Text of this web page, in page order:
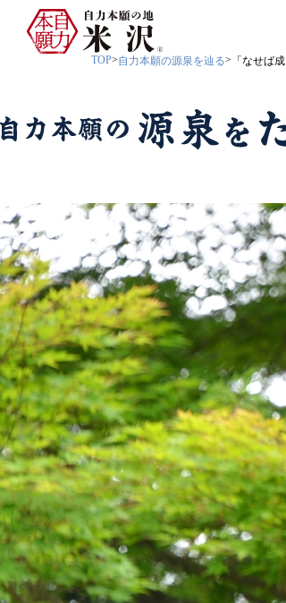
TOP 自力本願の源泉を辿る 「なせば